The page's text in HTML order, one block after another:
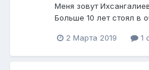
Меня зовут
Больше 10 лет стоял в
2 Марта 2019 1